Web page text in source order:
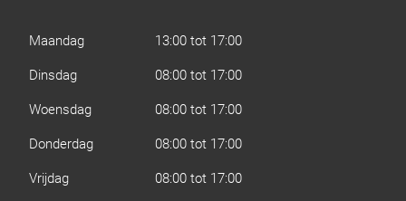
Maandag
13:00 tot 17:00
Dinsdag
08:00 tot 17:00
Woensdag
08:00 tot 17:00
Donderdag
08:00 tot 17:00
Vrijdag
08:00 tot 17:00